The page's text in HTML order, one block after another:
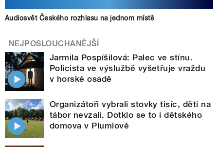
Audiosvět Českého rozhlasu na jednom místě
NEJPOSLOUCHANĚJŠÍ
Jarmila Pospíšilová: Palec ve stínu.
Policista ve výslužbě vyšetřuje vraždu
v horské osadě
Organizátoři vybrali stovky tisíc, děti na
tábor nevzali. Dotklo se to i dětského
domova v Plumlově